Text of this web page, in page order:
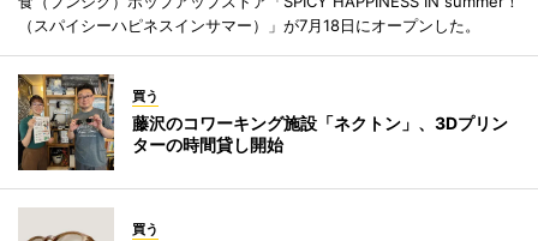
（スパイシーハピネスインサマー）」が7月18日にオープンした。
買う
藤沢のコワーキング施設「ネクトン」、3Dプリン
ターの時間貸し開始
買う